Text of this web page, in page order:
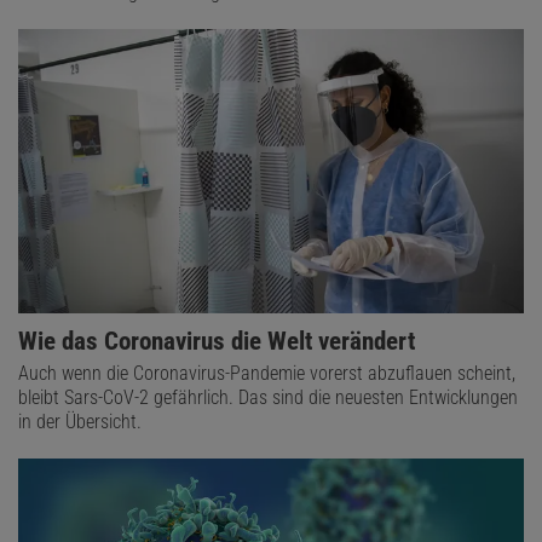
Das könnte Sie auch interessieren:
DeepSeek erschüttert erneut die KI-Welt
Wie das Coronavirus die Welt verändert
Auch wenn die Coronavirus-Pandemie vorerst abzuflauen scheint,
bleibt Sars-CoV-2 gefährlich. Das sind die neuesten Entwicklungen
in der Übersicht.